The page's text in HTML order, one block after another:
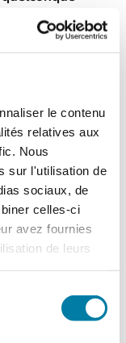
le contenu
relatives aux
Nous
sur l'utilisation de
sociaux, de
celles-ci
avez fournies
de leurs
à la
“optimiser la
dès la
intelligent
site
application
:
vérifier les